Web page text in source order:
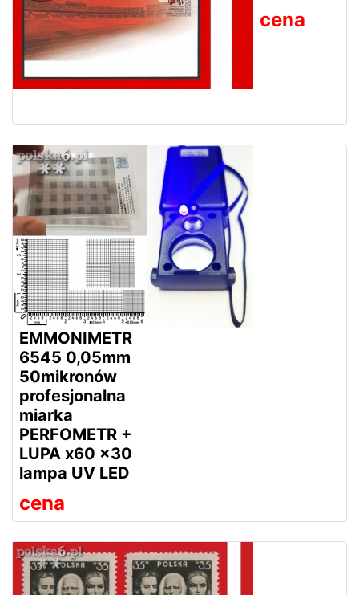
cena
EMMONIMETR
6545 0,05mm
50mikronów
profesjonalna
miarka
PERFOMETR +
LUPA x60 x30
lampa UV LED
cena